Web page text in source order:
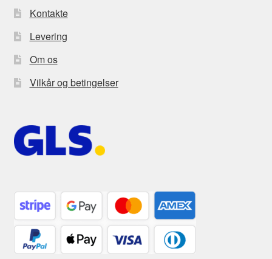
Kontakte
Levering
Om os
Vilkår og betingelser